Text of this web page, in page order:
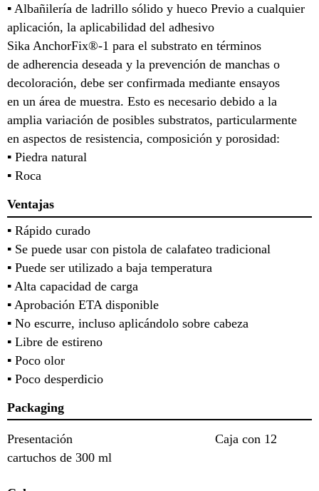
▪ Albañilería de ladrillo sólido y hueco Previo a cualquier
aplicación, la aplicabilidad del adhesivo
Sika AnchorFix®-1 para el substrato en términos
de adherencia deseada y la prevención de manchas o
decoloración, debe ser confirmada mediante ensayos
en un área de muestra. Esto es necesario debido a la
amplia variación de posibles substratos, particularmente
en aspectos de resistencia, composición y porosidad:
▪ Piedra natural
▪ Roca
Ventajas
▪ Rápido curado
▪ Se puede usar con pistola de calafateo tradicional
▪ Puede ser utilizado a baja temperatura
▪ Alta capacidad de carga
▪ Aprobación ETA disponible
▪ No escurre, incluso aplicándolo sobre cabeza
▪ Libre de estireno
▪ Poco olor
▪ Poco desperdicio
Packaging
Presentación Caja con 12
cartuchos de 300 ml